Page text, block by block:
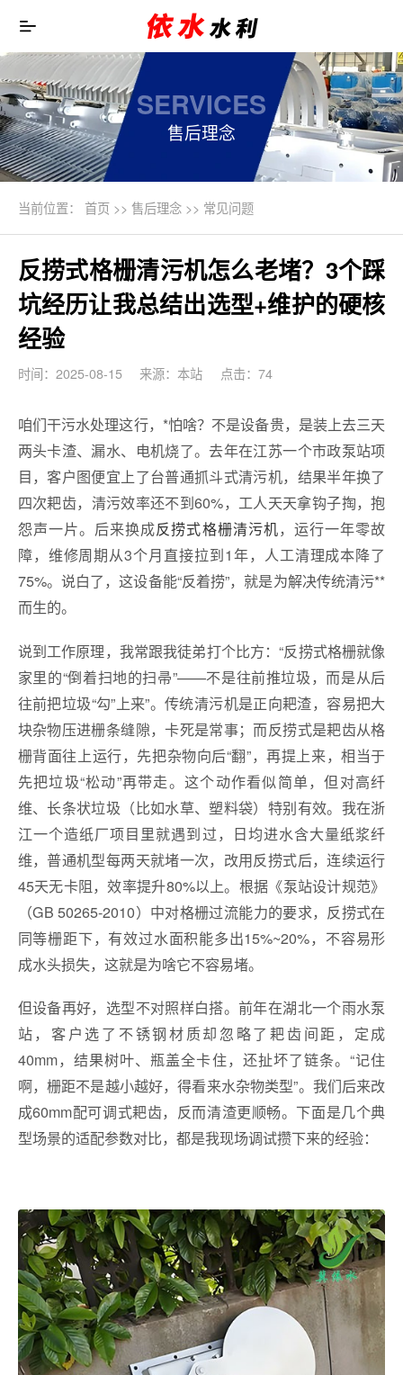
SERVICES
售后理念
当前位置： 首页>> 售后理念>> 常见问题
反捞式格栅清污机怎么老堵？3个踩
坑经历让我总结出选型+维护的硬核
经验
时间：2025-08-15 来源：本站 点击：74
咱们干污水处理这行，*怕啥？不是设备贵，是装上去三天
两头卡渣、漏水、电机烧了。去年在江苏一个市政泵站项
目，客户图便宜上了台普通抓斗式清污机，结果半年换了
四次耙齿，清污效率还不到60%，工人天天拿钩子掏，抱
怨声一片。后来换成反捞式格栅清污机，运行一年零故
障，维修周期从3个月直接拉到1年，人工清理成本降了
75%。说白了，这设备能“反着捞”，就是为解决传统清污**
而生的。
说到工作原理，我常跟我徒弟打个比方：“反捞式格栅就像
家里的“倒着扫地的扫帚”——不是往前推垃圾，而是从后
往前把垃圾“勾”上来”。传统清污机是正向耙渣，容易把大
块杂物压进栅条缝隙，卡死是常事；而反捞式是耙齿从格
栅背面往上运行，先把杂物向后“翻”，再提上来，相当于
先把垃圾“松动”再带走。这个动作看似简单，但对高纤
维、长条状垃圾（比如水草、塑料袋）特别有效。我在浙
江一个造纸厂项目里就遇到过，日均进水含大量纸浆纤
维，普通机型每两天就堵一次，改用反捞式后，连续运行
45天无卡阻，效率提升80%以上。根据《泵站设计规范》
（GB 50265-2010）中对格栅过流能力的要求，反捞式在
同等栅距下，有效过水面积能多出15%~20%，不容易形
成水头损失，这就是为啥它不容易堵。
但设备再好，选型不对照样白搭。前年在湖北一个雨水泵
站，客户选了不锈钢材质却忽略了耙齿间距，定成
40mm，结果树叶、瓶盖全卡住，还扯坏了链条。“记住
啊，栅距不是越小越好，得看来水杂物类型”。我们后来改
成60mm配可调式耙齿，反而清渣更顺畅。下面是几个典
型场景的适配参数对比，都是我现场调试攒下来的经验：